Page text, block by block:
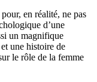
en réalité, ne pas
d’une
un magnifique
une histoire de
le rôle de la femme